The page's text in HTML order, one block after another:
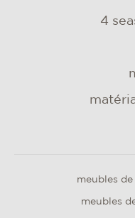
4
meubles
meubles